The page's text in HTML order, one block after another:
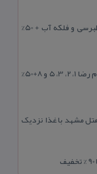
لیست هتل آپارتمان های مشهد در هتل خیابان طبرسی و فلکه آب + 50%
رزرو هتل در خیابان امام رضا مشهد | هتل‌ های امام رضا 1، 2، 3، 5 و 8+50%
مشهد با غذا نزدیک